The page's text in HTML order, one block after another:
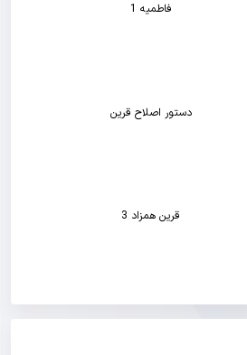
فاطمیه 1
دستور اصلاح قرین
قرین همزاد 3